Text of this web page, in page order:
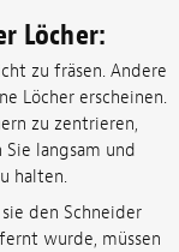
Löcher:
zu fräsen. Andere
Löcher erscheinen.
zu zentrieren,
langsam und
halten.
den Schneider
wurde, müssen